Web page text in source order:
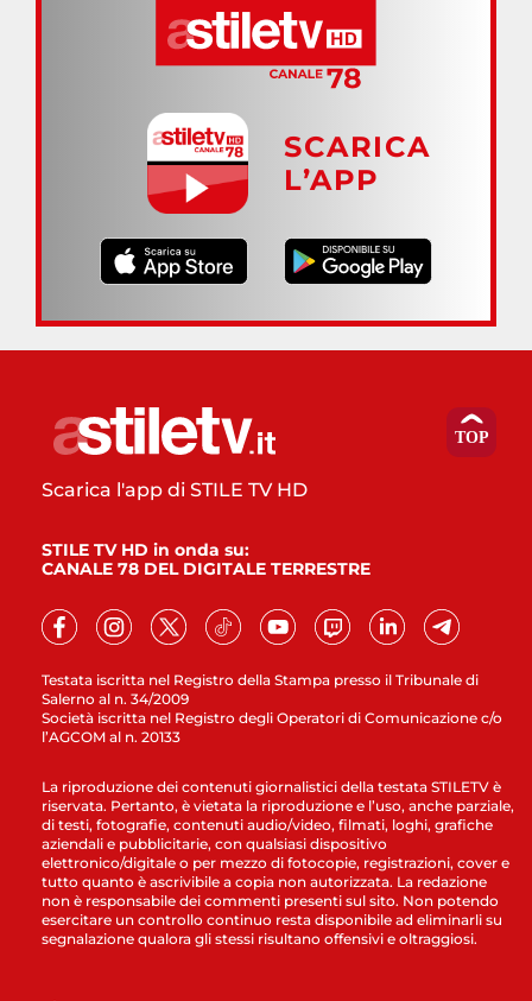
SCARICA
L’APP
Testata iscritta nel Registro della Stampa presso il Tribunale di
Salerno al n. 34/2009
Società iscritta nel Registro degli Operatori di Comunicazione c/o
l’AGCOM al n. 20133
Scarica l'app di STILE TV HD
STILE TV HD in onda su:
CANALE 78 DEL DIGITALE TERRESTRE
La riproduzione dei contenuti giornalistici della testata STILETV è
riservata. Pertanto, è vietata la riproduzione e l’uso, anche parziale,
di testi, fotografie, contenuti audio/video, filmati, loghi, grafiche
aziendali e pubblicitarie, con qualsiasi dispositivo
elettronico/digitale o per mezzo di fotocopie, registrazioni, cover e
tutto quanto è ascrivibile a copia non autorizzata. La redazione
non è responsabile dei commenti presenti sul sito. Non potendo
esercitare un controllo continuo resta disponibile ad eliminarli su
segnalazione qualora gli stessi risultano offensivi e oltraggiosi.